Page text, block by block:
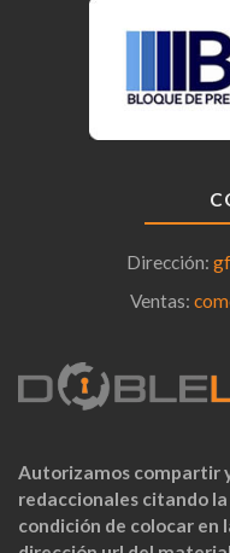
Dirección:
Ventas:
Autorizamos compartir
redaccionales citando
condición de colocar